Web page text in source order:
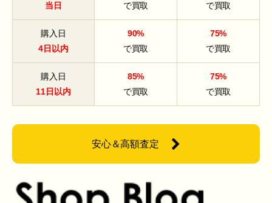
当日
で買取
で買取
購入日
4日以内
90%
で買取
75%
で買取
購入日
11日以内
85%
で買取
75%
で買取
安心＆高額査定